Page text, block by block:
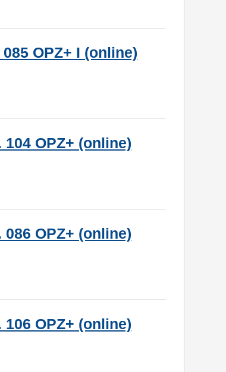
OPZ+ I (online)
OPZ+ (online)
OPZ+ (online)
OPZ+ (online)